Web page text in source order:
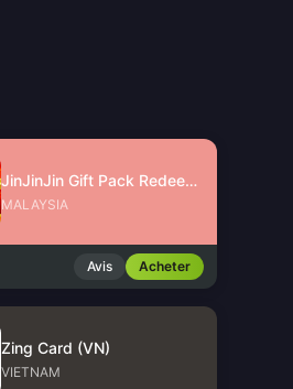
JinJinJin Gift Pack Redeem Code
MALAYSIA
Avis Acheter
Zing Card (VN)
VIETNAM